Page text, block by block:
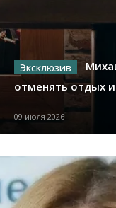
отменять отдых
09 июля 2026